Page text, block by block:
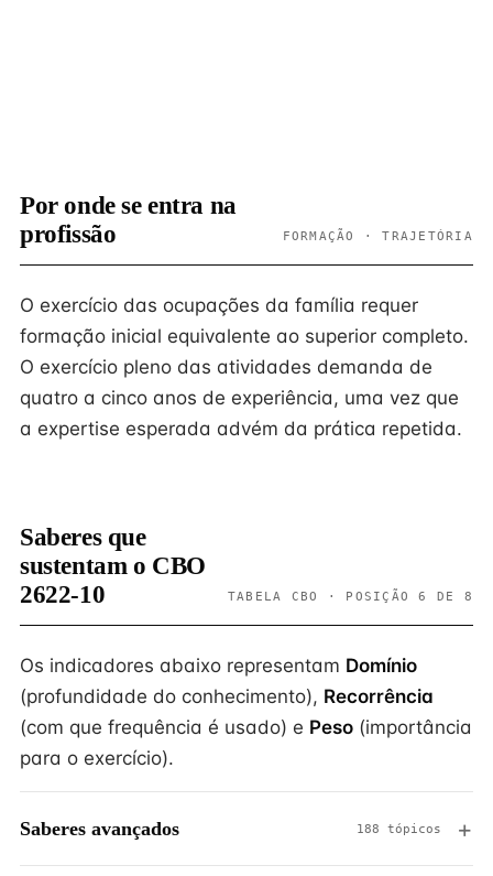
Por onde se entra na
profissão
FORMAÇÃO · TRAJETÓRIA
O exercício das ocupações da família requer
formação inicial equivalente ao superior completo.
O exercício pleno das atividades demanda de
quatro a cinco anos de experiência, uma vez que
a expertise esperada advém da prática repetida.
Saberes que
sustentam o CBO
2622-10
TABELA CBO · POSIÇÃO 6 DE 8
Os indicadores abaixo representam Domínio
(profundidade do conhecimento), Recorrência
(com que frequência é usado) e Peso (importância
para o exercício).
Saberes avançados 188 tópicos